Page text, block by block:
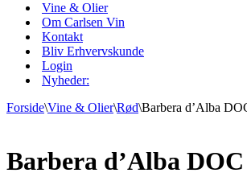
Vine & Olier
Om Carlsen Vin
Kontakt
Bliv Erhvervskunde
Login
Nyheder:
Forside\Vine & Olier\Rød\Barbera d’Alba
Barbera d’Alba